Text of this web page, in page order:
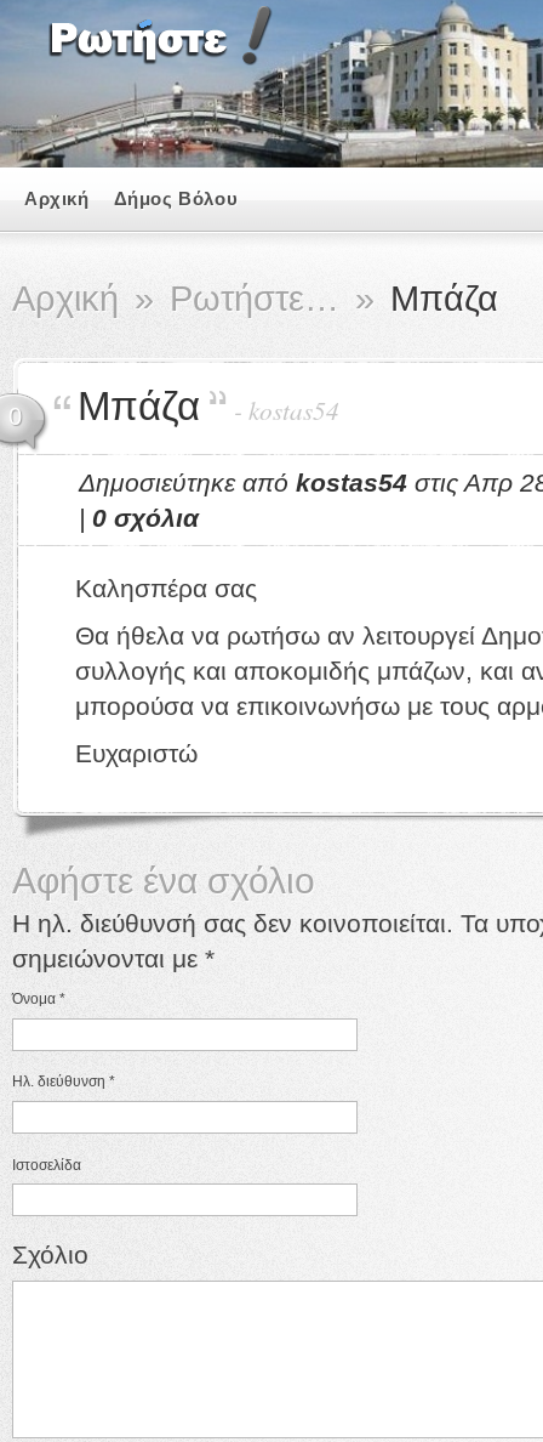
Αρχική Δήμος Βόλου
Αρχική » Ρωτήστε… » Μπάζα
0 Μπάζα - kostas54
Δημοσιεύτηκε από kostas54 στις Απρ
| 0 σχόλια
Καλησπέρα σας
Θα ήθελα να ρωτήσω αν λειτουργεί
συλλογής και αποκομιδής μπάζων, και
μπορούσα να επικοινωνήσω με τους
Ευχαριστώ
Αφήστε ένα σχόλιο
Η ηλ. διεύθυνσή σας δεν κοινοποιείται. Τα
σημειώνονται με *
Όνομα *
Ηλ. διεύθυνση *
Ιστοσελίδα
Σχόλιο